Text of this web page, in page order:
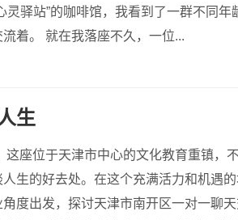
灵驿站”的咖啡馆，我看到了一群不同
着。 就在我落座不久，一位...
生
座位于天津市中心的文化教育重镇，
生的好去处。在这个充满活力和机遇
度出发，探讨天津市南开区一对一聊